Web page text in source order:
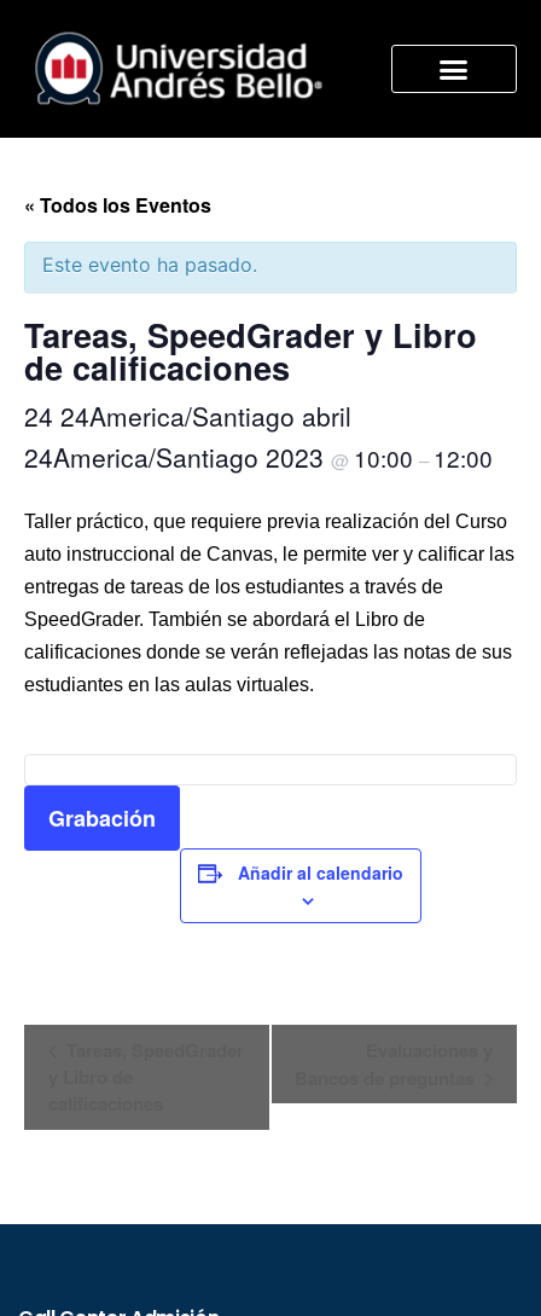
« Todos los Eventos
Este evento ha pasado.
Tareas, SpeedGrader y Libro
de calificaciones
24 24America/Santiago abril
24America/Santiago 2023 @ 10:00 – 12:00
Taller práctico, que requiere previa realización del Curso
auto instruccional de Canvas, le permite ver y calificar las
entregas de tareas de los estudiantes a través de
SpeedGrader. También se abordará el Libro de
calificaciones donde se verán reflejadas las notas de sus
estudiantes en las aulas virtuales.
Grabación
Añadir al calendario
Evento